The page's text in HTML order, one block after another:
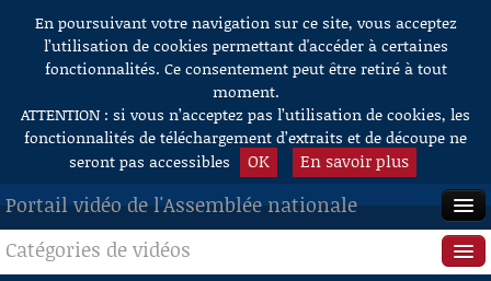
Aller au contenu
En poursuivant votre navigation sur ce site, vous acceptez
l’utilisation de cookies permettant d'accéder à certaines
fonctionnalités. Ce consentement peut être retiré à tout
moment.
ATTENTION : si vous n’acceptez pas l’utilisation de cookies, les
fonctionnalités de téléchargement d’extraits et de découpe ne
seront pas accessibles
OK En savoir plus
Portail vidéo de l'Assemblée nationale
ACCUEIL
Catégories de vidéos